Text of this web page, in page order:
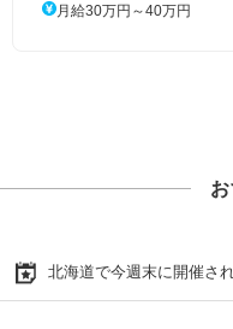
月給30万円～40万円
北海道で今週末に開催さ